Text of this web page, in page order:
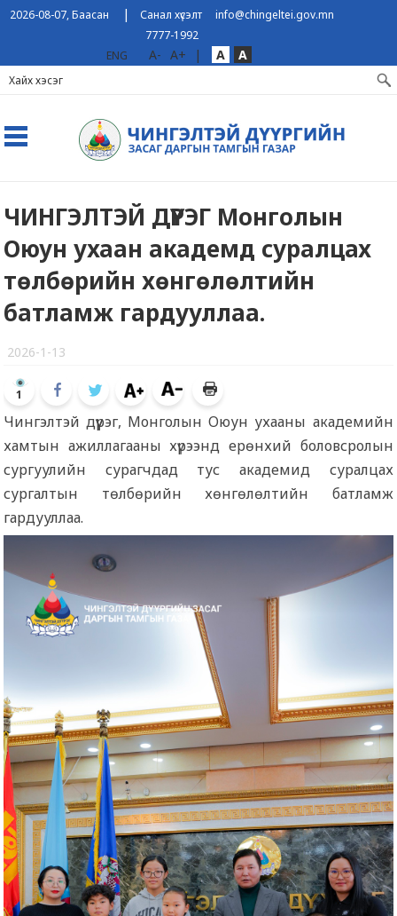
2026-08-07, Баасан |Санал хүсэлт
info@chingeltei.gov.mn
7777-1992
ENG
A- A+ | A A
ЧИНГЭЛТЭЙ ДҮҮРЭГ Монголын
Оюун ухаан академд суралцах
төлбөрийн хөнгөлөлтийн
батламж гардууллаа.
2026-1-13
1
Чингэлтэй дүүрэг, Монголын Оюун ухааны академийн
хамтын ажиллагааны хүрээнд ерөнхий боловсролын
сургуулийн сурагчдад тус академид суралцах
сургалтын төлбөрийн хөнгөлөлтийн батламж
гардууллаа.